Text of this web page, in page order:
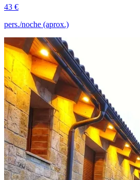
43 €
pers./noche (aprox.)